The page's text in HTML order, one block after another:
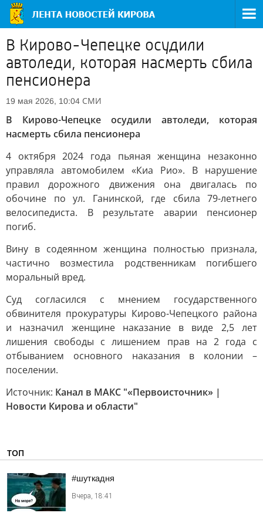
В Кирово-Чепецке осудили
автоледи, которая насмерть сбила
пенсионера
19 мая 2026, 10:04 СМИ
В Кирово-Чепецке осудили автоледи, которая
насмерть сбила пенсионера
4 октября 2024 года пьяная женщина незаконно
управляла автомобилем «Киа Рио». В нарушение
правил дорожного движения она двигалась по
обочине по ул. Ганинской, где сбила 79-летнего
велосипедиста. В результате аварии пенсионер
погиб.
Вину в содеянном женщина полностью признала,
частично возместила родственникам погибшего
моральный вред.
Суд согласился с мнением государственного
обвинителя прокуратуры Кирово-Чепецкого района
и назначил женщине наказание в виде 2,5 лет
лишения свободы с лишением прав на 2 года с
отбыванием основного наказания в колонии –
поселении.
Источник: Канал в МАКС "«Первоисточник» |
Новости Кирова и области"
ТОП
#шуткадня
Вчера, 18:41